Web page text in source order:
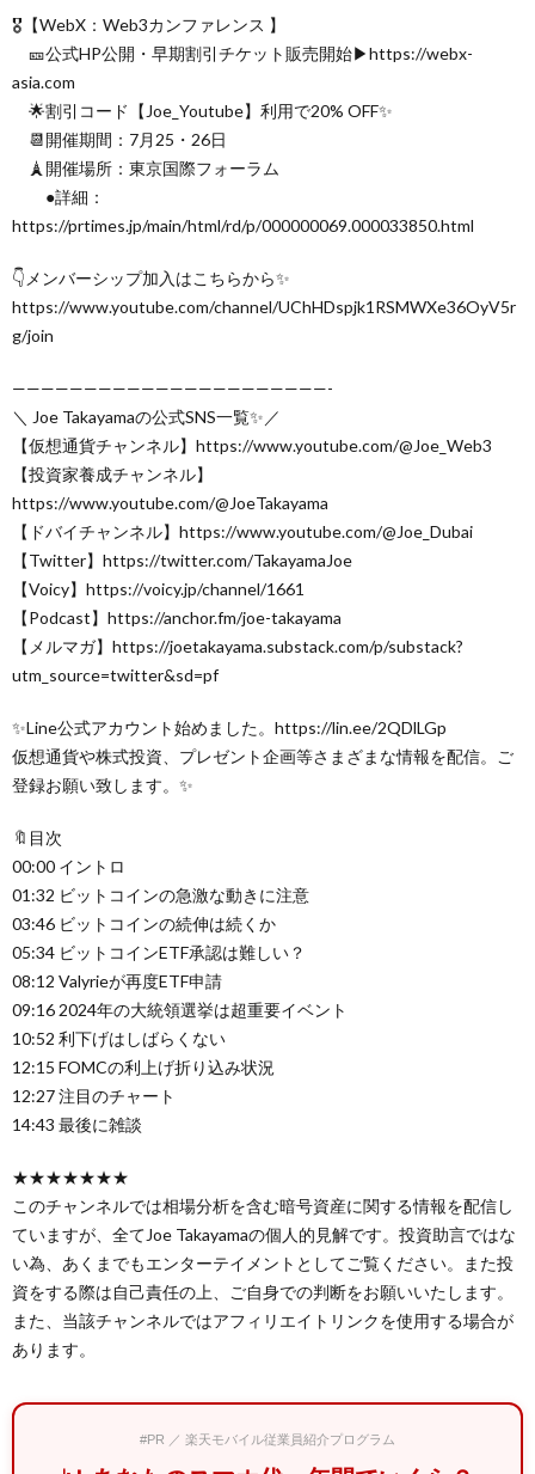
🎖【WebX：Web3カンファレンス 】
🎫公式HP公開・早期割引チケット販売開始▶︎https://webx-
asia.com
🌟割引コード【Joe_Youtube】利用で20% OFF✨
📆開催期間：7月25・26日
🗼開催場所：東京国際フォーラム
●詳細：
https://prtimes.jp/main/html/rd/p/000000069.000033850.html
👇メンバーシップ加入はこちらから✨
https://www.youtube.com/channel/UChHDspjk1RSMWXe36OyV5r
g/join
——————————————————————-
＼ Joe Takayamaの公式SNS一覧✨／
【仮想通貨チャンネル】https://www.youtube.com/@Joe_Web3
【投資家養成チャンネル】
https://www.youtube.com/@JoeTakayama
【ドバイチャンネル】https://www.youtube.com/@Joe_Dubai
【Twitter】https://twitter.com/TakayamaJoe
【Voicy】https://voicy.jp/channel/1661
【Podcast】https://anchor.fm/joe-takayama
【メルマガ】https://joetakayama.substack.com/p/substack?
utm_source=twitter&sd=pf
✨Line公式アカウント始めました。https://lin.ee/2QDlLGp
仮想通貨や株式投資、プレゼント企画等さまざまな情報を配信。ご
登録お願い致します。✨
🔖目次
00:00 イントロ
01:32 ビットコインの急激な動きに注意
03:46 ビットコインの続伸は続くか
05:34 ビットコインETF承認は難しい？
08:12 Valyrieが再度ETF申請
09:16 2024年の大統領選挙は超重要イベント
10:52 利下げはしばらくない
12:15 FOMCの利上げ折り込み状況
12:27 注目のチャート
14:43 最後に雑談
★★★★★★★
このチャンネルでは相場分析を含む暗号資産に関する情報を配信し
ていますが、全てJoe Takayamaの個人的見解です。投資助言ではな
い為、あくまでもエンターテイメントとしてご覧ください。また投
資をする際は自己責任の上、ご自身での判断をお願いいたします。
また、当該チャンネルではアフィリエイトリンクを使用する場合が
あります。
#PR ／ 楽天モバイル従業員紹介プログラム